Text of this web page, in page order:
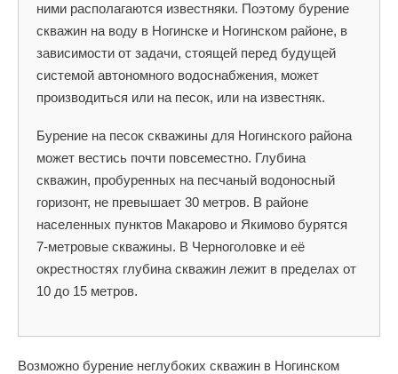
ними располагаются известняки. Поэтому бурение
скважин на воду в Ногинске и Ногинском районе, в
зависимости от задачи, стоящей перед будущей
системой автономного водоснабжения, может
производиться или на песок, или на известняк.
Бурение на песок скважины для Ногинского района
может вестись почти повсеместно. Глубина
скважин, пробуренных на песчаный водоносный
горизонт, не превышает 30 метров. В районе
населенных пунктов Макарово и Якимово бурятся
7-метровые скважины. В Черноголовке и её
окрестностях глубина скважин лежит в пределах от
10 до 15 метров.
Возможно бурение неглубоких скважин в Ногинском